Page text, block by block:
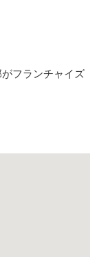
フランチャイズ